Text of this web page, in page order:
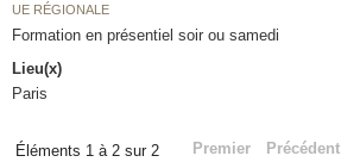
UE RÉGIONALE
Formation en présentiel soir ou samedi
Lieu(x)
Paris
Éléments 1 à 2 sur 2 Premier Précédent